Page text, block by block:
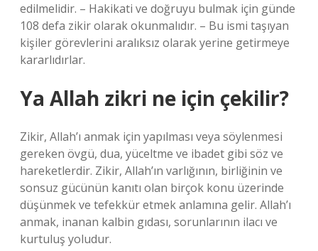
edilmelidir. – Hakikati ve doğruyu bulmak için günde
108 defa zikir olarak okunmalıdır. – Bu ismi taşıyan
kişiler görevlerini aralıksız olarak yerine getirmeye
kararlıdırlar.
Ya Allah zikri ne için çekilir?
Zikir, Allah’ı anmak için yapılması veya söylenmesi
gereken övgü, dua, yüceltme ve ibadet gibi söz ve
hareketlerdir. Zikir, Allah’ın varlığının, birliğinin ve
sonsuz gücünün kanıtı olan birçok konu üzerinde
düşünmek ve tefekkür etmek anlamına gelir. Allah’ı
anmak, inanan kalbin gıdası, sorunlarının ilacı ve
kurtuluş yoludur.